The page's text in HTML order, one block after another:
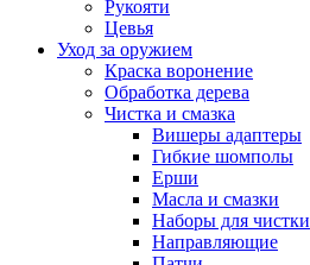
Рукояти
Цевья
Уход за оружием
Краска воронение
Обработка дерева
Чистка и смазка
Вишеры адаптеры
Гибкие шомполы
Ерши
Масла и смазки
Наборы для чистки
Направляющие